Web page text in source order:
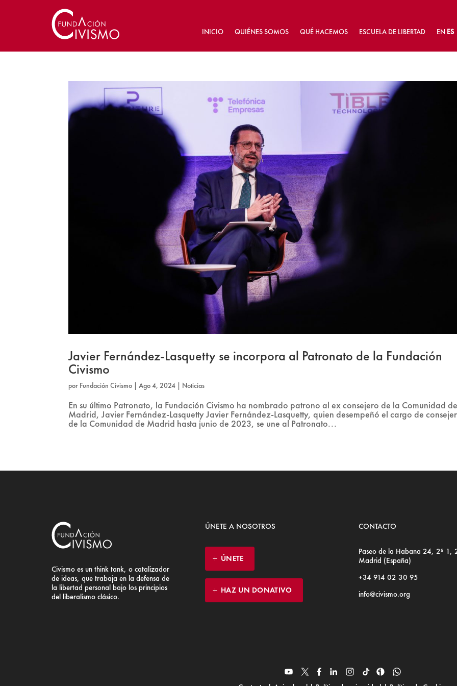
INICIO QUIÉNES SOMOS QUÉ HACEMOS ESCUELA DE LIBERTAD EN ES
Javier Fernández-Lasquetty se incorpora al Patronato de la Fundación
Civismo
por Fundación Civismo |Ago 4, 2024 | Noticias
En su último Patronato, la Fundación Civismo ha nombrado patrono al ex consejero de la Comunidad
Madrid, Javier Fernández-Lasquetty Javier Fernández-Lasquetty, quien desempeñó el cargo de
de la Comunidad de Madrid hasta junio de 2023, se une al Patronato...
Civismo es un think tank, o catalizador
de ideas, que trabaja en la defensa de
la libertad personal bajo los principios
del liberalismo clásico.
ÚNETE A NOSOTROS
ÚNETE
HAZ UN DONATIVO
CONTACTO
Paseo de la Habana 24, 2º
Madrid (España)
+34 914 02 30 95
info@civismo.org